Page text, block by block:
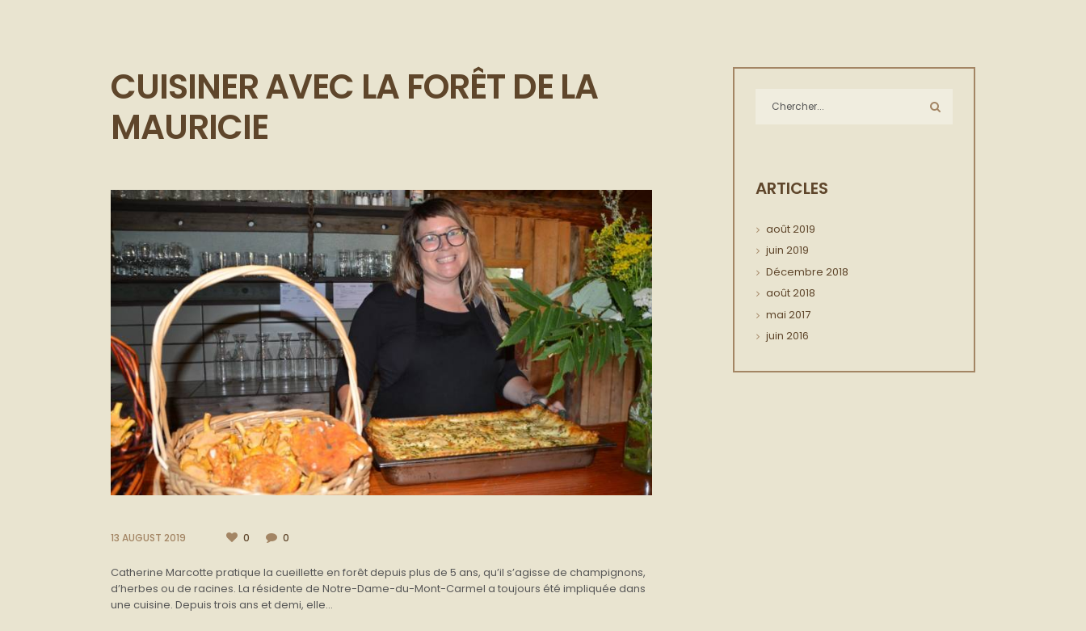
CUISINER AVEC LA FORÊT DE LA
MAURICIE
13 AUGUST 2019 0 0
Catherine Marcotte pratique la cueillette en forêt depuis plus de 5 ans, qu’il s’agisse de champignons,
d’herbes ou de racines. La résidente de Notre-Dame-du-Mont-Carmel a toujours été impliquée dans
une cuisine. Depuis trois ans et demi, elle...
ARTICLES
août2019
juin 2019
Décembre 2018
août2018
mai 2017
juin 2016